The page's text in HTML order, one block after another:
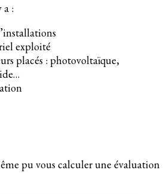
a :
exploité
placés : photovoltaïque,
pu vous calculer une évaluation